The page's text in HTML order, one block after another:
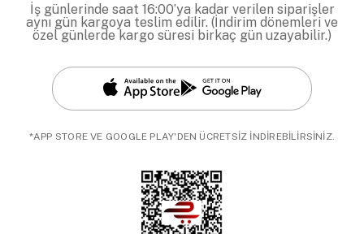
İş günlerinde saat 16:00’ya kadar verilen siparişler
aynı gün kargoya teslim edilir. (İndirim dönemleri ve
özel günlerde kargo süresi birkaç gün uzayabilir.)
*APP STORE VE GOOGLE PLAY'DEN ÜCRETSİZ İNDİREBİLİRSİNİZ.